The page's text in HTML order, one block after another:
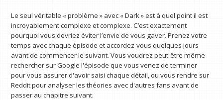
Le seul véritable « problème » avec « Dark » est à quel point il est
incroyablement complexe et complexe. C’est exactement
pourquoi vous devriez éviter l’envie de vous gaver. Prenez votre
temps avec chaque épisode et accordez-vous quelques jours
avant de commencer le suivant. Vous voudrez peut-être même
rechercher sur Google l'épisode que vous venez de terminer
pour vous assurer d'avoir saisi chaque détail, ou vous rendre sur
Reddit pour analyser les théories avec d'autres fans avant de
passer au chapitre suivant.